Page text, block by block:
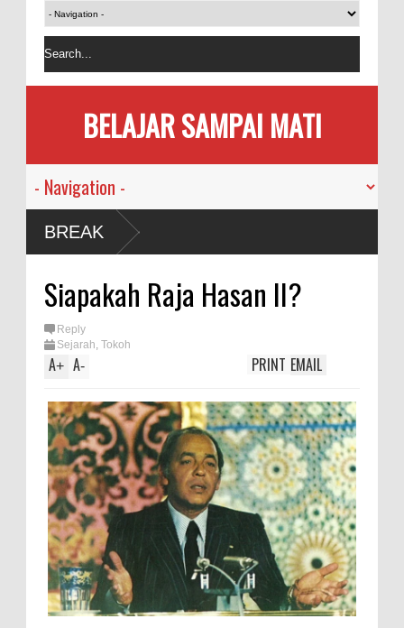
BELAJAR SAMPAI MATI
BREAK
Axolotl,
Siapakah Raja Hasan II?
Reply
Sejarah, Tokoh
A+ A- EMAIL
PRINT